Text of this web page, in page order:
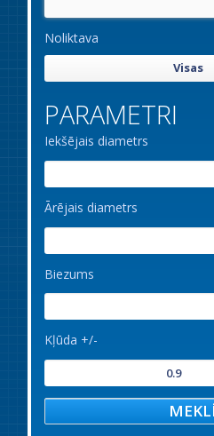
Noliktava
Visas
PARAMETRI
Iekšējais diametrs
Ārējais diametrs
Biezums
Kļūda +/-